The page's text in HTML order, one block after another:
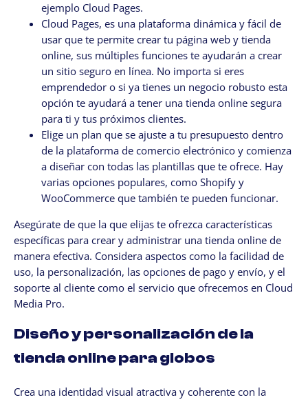
ejemplo Cloud Pages.
Cloud Pages, es una plataforma dinámica y fácil de
usar que te permite crear tu página web y tienda
online, sus múltiples funciones te ayudarán a crear
un sitio seguro en línea. No importa si eres
emprendedor o si ya tienes un negocio robusto esta
opción te ayudará a tener una tienda online segura
para ti y tus próximos clientes.
Elige un plan que se ajuste a tu presupuesto dentro
de la plataforma de comercio electrónico y comienza
a diseñar con todas las plantillas que te ofrece. Hay
varias opciones populares, como Shopify y
WooCommerce que también te pueden funcionar.
Asegúrate de que la que elijas te ofrezca características
específicas para crear y administrar una tienda online de
manera efectiva. Considera aspectos como la facilidad de
uso, la personalización, las opciones de pago y envío, y el
soporte al cliente como el servicio que ofrecemos en Cloud
Media Pro.
Diseño y personalización de la
tienda online para globos
Crea una identidad visual atractiva y coherente con la